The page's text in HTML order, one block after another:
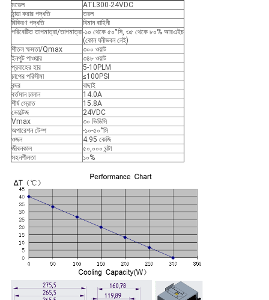
মডেল
ATL300-24VDC
ঠান্ডা করার পদ্ধতি
তরল
বিকিরণ পদ্ধতি
বিমান বাহিনী
পরিবেষ্টিত তাপমাত্রা/তাপমাত্রা-১০ থেকে ৫০°সি, ৩৫ থেকে ৮০% আরএইচ
(কোন ঘনীভবন নেই)
শীতল ক্ষমতা/Qmax
৩০০ ওয়াট
ইনপুট পাওয়ার
৩৪৮ ওয়াট
প্রবাহের হার
5-10PLM
চাপের পরিসীমা
≤100PSI
বন্দর
বাছাই
বর্তমান চালান
14.0A
শীর্ষ স্রোত
15.8A
ভোল্টেজ
24VDC
Vmax
৩০ ভিডিসি
অপারেশন টেম্প
-১০-৫০°সি
ওজন
4.95 কেজি
জীবনকাল
৫০,০০০ ঘন্টা
সহনশীলতা
১০%